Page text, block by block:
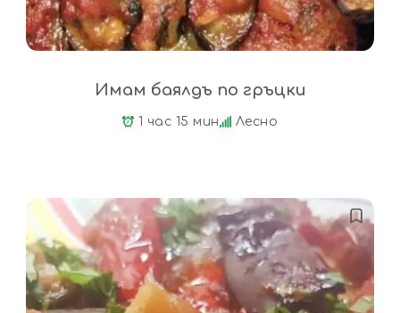
Имам баялдъ по гръцки
1 час 15 мин Лесно